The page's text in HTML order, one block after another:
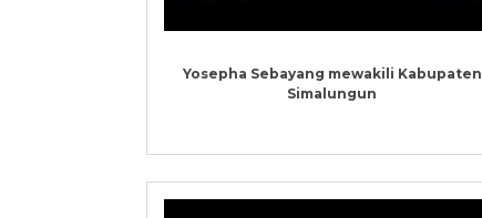
Yosepha Sebayang mewakili Kabupaten
Simalungun